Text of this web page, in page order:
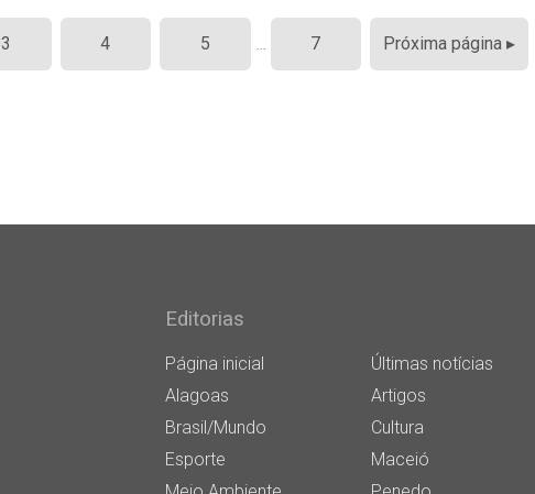
3 4 5 … 7 Próxima página ▸
Editorias
Página inicial
Últimas notícias
Alagoas
Artigos
Brasil/Mundo
Cultura
Esporte
Maceió